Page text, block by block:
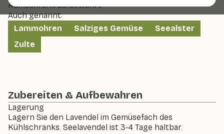
Kühlschrank aufbewahrt.
Auch genannt:
Lammohren
Salziges Gemüse
Seealster
Zulte
Zubereiten & Aufbewahren
Lagerung
Lagern Sie den Lavendel im Gemüsefach des
Kühlschranks. Seelavendel ist 3-4 Tage haltbar.